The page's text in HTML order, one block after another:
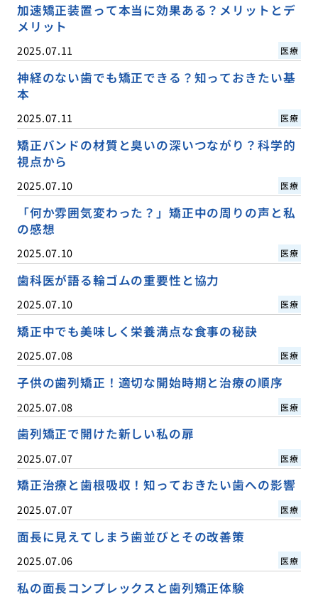
加速矯正装置って本当に効果ある？メリットとデ
メリット
2025.07.11 医療
神経のない歯でも矯正できる？知っておきたい基
本
2025.07.11 医療
矯正バンドの材質と臭いの深いつながり？科学的
視点から
2025.07.10 医療
「何か雰囲気変わった？」矯正中の周りの声と私
の感想
2025.07.10 医療
歯科医が語る輪ゴムの重要性と協力
2025.07.10 医療
矯正中でも美味しく栄養満点な食事の秘訣
2025.07.08 医療
子供の歯列矯正！適切な開始時期と治療の順序
2025.07.08 医療
歯列矯正で開けた新しい私の扉
2025.07.07 医療
矯正治療と歯根吸収！知っておきたい歯への影響
2025.07.07 医療
面長に見えてしまう歯並びとその改善策
2025.07.06 医療
私の面長コンプレックスと歯列矯正体験